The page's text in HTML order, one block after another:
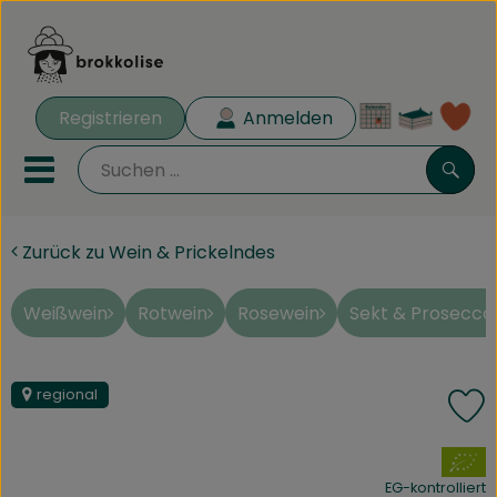
Registrieren Anmelden
Mobiles Menu öffnen oder
Biokisten
Rezeptkisten
Zurück zu Wein & Prickelndes
Weißwein Rotwein Rosewein Sekt & Prosecco
regional
, Verband:
EG-kontrolliert